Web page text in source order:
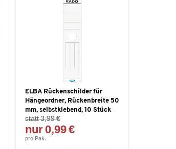
ELBA Rückenschilder für
Hängeordner, Rückenbreite 50
mm, selbstklebend, 10 Stück
statt 3,99 €
nur 0,99 €
pro Pak.